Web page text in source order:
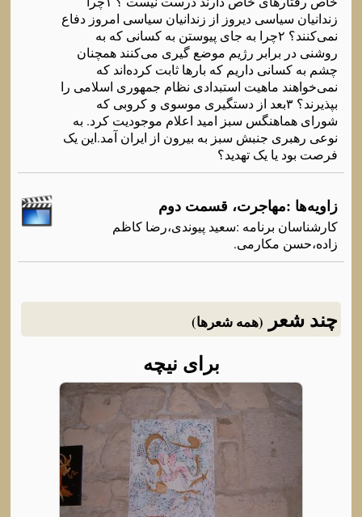
زندانیان سیاسی دیروز از زندانیان سیاسی امروز دفاع
نمی‌کنند؟ ۲چرا به جای پیوستن به کسانی که به
روشنی در برابر رژیم موضع گیری می‌کنند همچنان
چشم به کسانی داریم که بارها ثابت کرده‌اند که
نمی‌خواهند ماهیت استبدادی نظام جمهوری اسلامی را
بپذیرند؟ ۳بعد از دستگیری موسوی و کروبی که
شورای هماهنگس سبز امید اعلام موجودیت کرد. به
نوعی رهبری جنبش سبز به بیرون از ایران آمد.این یک
فرصت بود یا یک تهدید؟
زاویه‌ها :مهاجرت، قسمت دوم
کارشناسان برنامه‌ :سعید پیوندی،رضا کاظم
زاده‌،حسن مکارمی.
چند شعر (همه شعرها)
برای نیچه